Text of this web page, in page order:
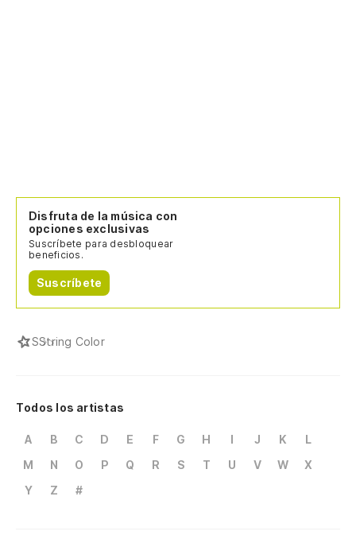
Disfruta de la música con
opciones exclusivas
Suscríbete para desbloquear
beneficios.
Suscríbete
SString Color
Todos los artistas
A B C D E F G H I J K
L
M
N O P Q R S T U V W
X
Y
Z #